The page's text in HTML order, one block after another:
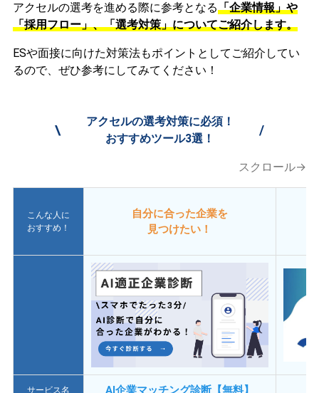
アクセルの選考を進める際に参考となる「企業情報」や
「採用フロー」、「選考対策」についてご紹介します。
ESや面接に向けた対策法もポイントとしてご紹介してい
るので、ぜひ参考にしてみてください！
\
アクセルの選考対策に必須！
おすすめツール3選！
/
スクロール→
こんな人に
おすすめ！
自分に合った企業を
見つけたい！
サービス名 AI企業マッチング診断【無料】